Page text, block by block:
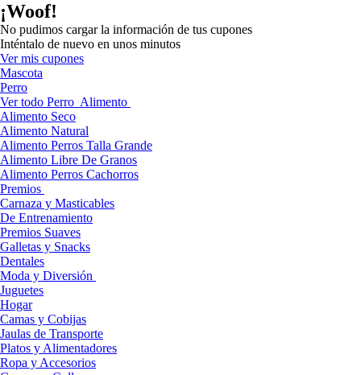
¡Woof!
No pudimos cargar la información de tus cupones
Inténtalo de nuevo en unos minutos
Ver mis cupones
Mascota
Perro
Ver todo Perro Alimento
Alimento Seco
Alimento Natural
Alimento Perros Talla Grande
Alimento Libre De Granos
Alimento Perros Cachorros
Premios
Carnaza y Masticables
De Entrenamiento
Premios Suaves
Galletas y Snacks
Dentales
Moda y Diversión
Juguetes
Hogar
Camas y Cobijas
Jaulas de Transporte
Platos y Alimentadores
Ropa y Accesorios